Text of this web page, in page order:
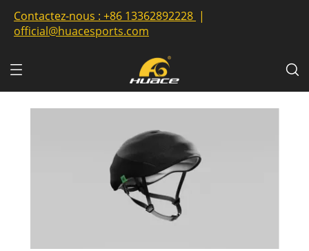
Contactez-nous : +86 13362892228 |
official@huacesports.com